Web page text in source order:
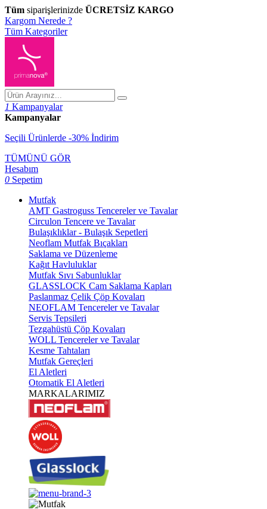
Tüm siparişlerinizde ÜCRETSİZ KARGO
Kargom Nerede ?
Tüm Kategoriler
1 Kampanyalar
Kampanyalar
Seçili Ürünlerde -30% İndirim
TÜMÜNÜ GÖR
Hesabım
0 Sepetim
Mutfak
AMT Gastroguss Tencereler ve Tavalar
Circulon Tencere ve Tavalar
Bulaşıklıklar - Bulaşık Sepetleri
Neoflam Mutfak Bıçakları
Saklama ve Düzenleme
Kağıt Havluluklar
Mutfak Sıvı Sabunluklar
GLASSLOCK Cam Saklama Kapları
Paslanmaz Çelik Çöp Kovaları
NEOFLAM Tencereler ve Tavalar
Servis Tepsileri
Tezgahüstü Çöp Kovaları
WOLL Tencereler ve Tavalar
Kesme Tahtaları
Mutfak Gereçleri
El Aletleri
Otomatik El Aletleri
MARKALARIMIZ